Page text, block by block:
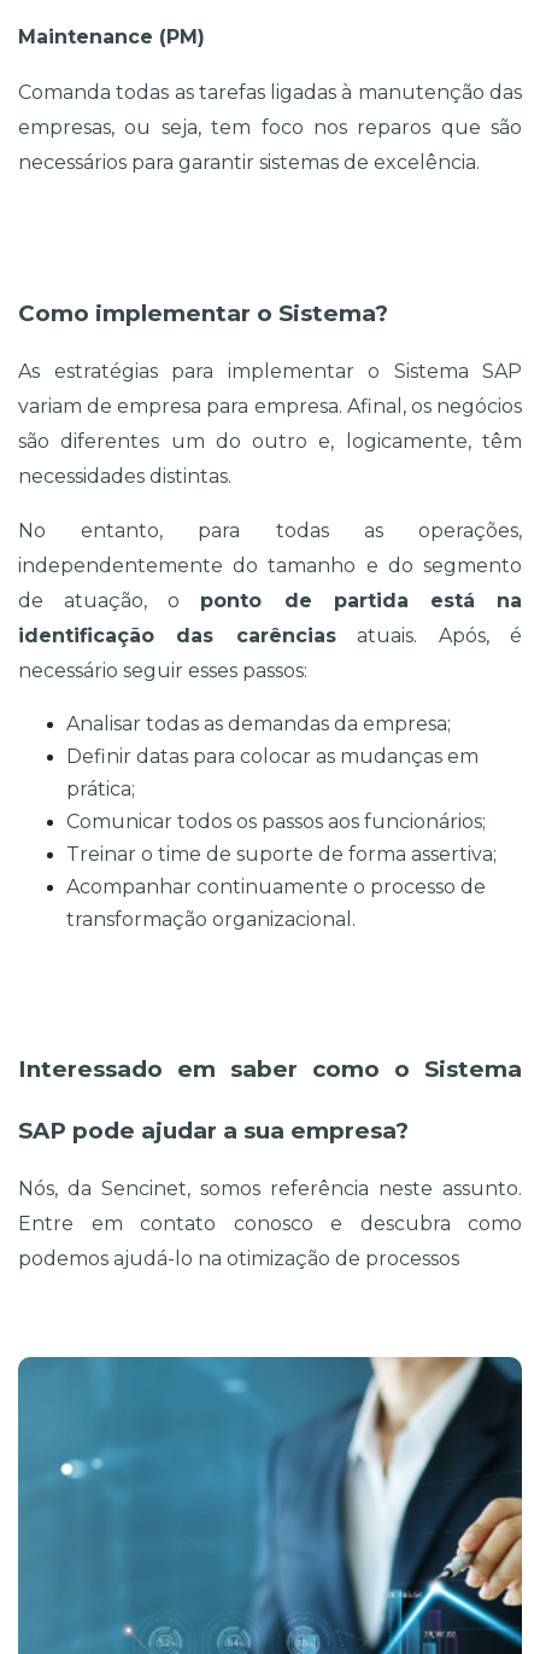
Maintenance (PM)
Comanda todas as tarefas ligadas à manutenção das
empresas, ou seja, tem foco nos reparos que são
necessários para garantir sistemas de excelência.
Como implementar o Sistema?
As estratégias para implementar o Sistema SAP
variam de empresa para empresa. Afinal, os negócios
são diferentes um do outro e, logicamente, têm
necessidades distintas.
No entanto, para todas as operações,
independentemente do tamanho e do segmento
de atuação, o ponto de partida está na
identificação das carências atuais. Após, é
necessário seguir esses passos:
Analisar todas as demandas da empresa;
Definir datas para colocar as mudanças em
prática;
Comunicar todos os passos aos funcionários;
Treinar o time de suporte de forma assertiva;
Acompanhar continuamente o processo de
transformação organizacional.
Interessado em saber como o Sistema
SAP pode ajudar a sua empresa?
Nós, da Sencinet, somos referência neste assunto.
Entre em contato conosco e descubra como
podemos ajudá-lo na otimização de processos